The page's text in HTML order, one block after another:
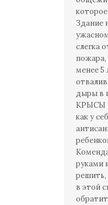
Здание
слегка
менее 5
дыры в
КРЫСЫ
как у
руками
решить,
в этой